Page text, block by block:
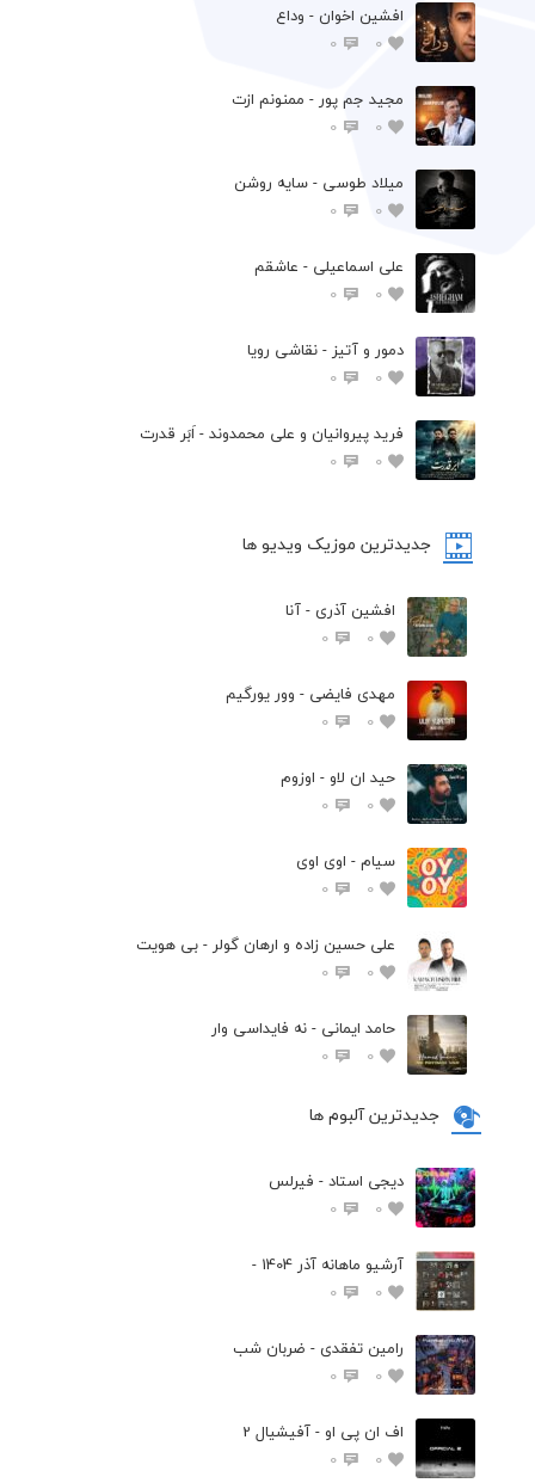
افشين اخوان - وداع
0
0
مجید جم پور - ممنونم ازت
0
0
میلاد طوسی - سایه روشن
0
0
علی اسماعیلی - عاشقم
0
0
دمور و آتیز - نقاشی رویا
0
0
فرید پیروانیان و علی محمدوند - اَبَر قدرت
0
0
جدیدترین موزیک ویدیو ها
افشین آذری - آنا
0
0
مهدی فایضی - وور یورگیم
0
0
حید ان لاو - اوزوم
0
0
سیام - اوی اوی
0
0
علی حسین زاده و ارهان گولر - بی هویت
0
0
حامد ایمانی - نه فایداسی وار
0
0
جدیدترین آلبوم ها
دیجی استاد - فیرلس
0
0
آرشیو ماهانه آذر 1404 -
0
0
رامین تفقدی - ضربان شب
0
0
اف ان پی او - آفیشیال 2
0
0